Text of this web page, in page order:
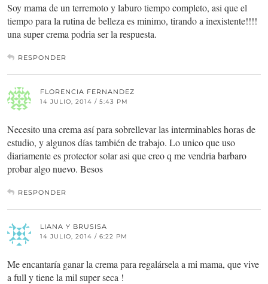
Soy mama de un terremoto y laburo tiempo completo, asi que el
tiempo para la rutina de belleza es minimo, tirando a inexistente!!!!
una super crema podria ser la respuesta.
RESPONDER
FLORENCIA FERNANDEZ
14 JULIO, 2014 / 5:43 PM
Necesito una crema así para sobrellevar las interminables horas de
estudio, y algunos días también de trabajo. Lo unico que uso
diariamente es protector solar asi que creo q me vendria barbaro
probar algo nuevo. Besos
RESPONDER
LIANA Y BRUSISA
14 JULIO, 2014 / 6:22 PM
Me encantaría ganar la crema para regalársela a mi mama, que vive
a full y tiene la mil super seca !